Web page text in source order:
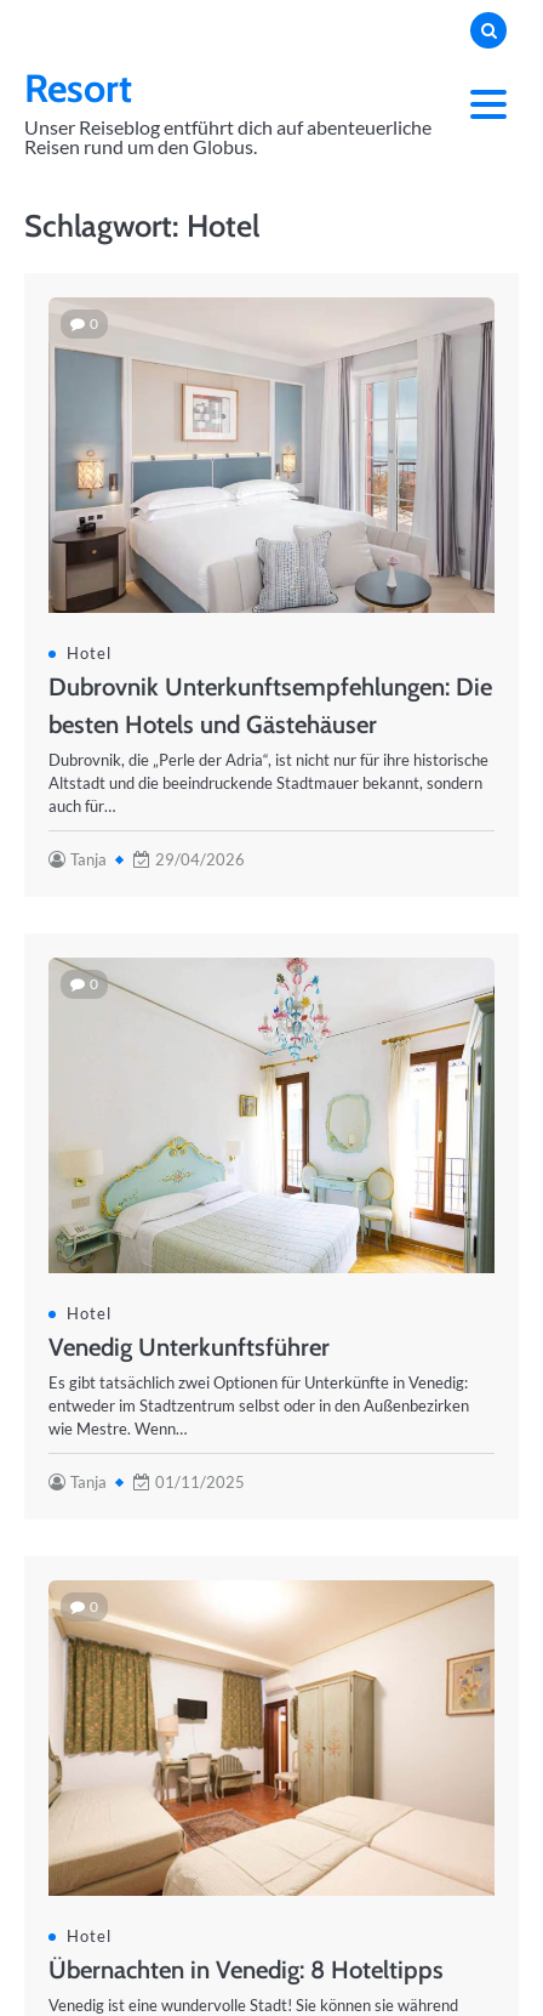
contentResort
Unser Reiseblog entführt dich auf abenteuerliche
Reisen rund um den Globus.
Schlagwort: Hotel
0
Hotel
Dubrovnik Unterkunftsempfehlungen: Die
besten Hotels und Gästehäuser
Dubrovnik, die „Perle der Adria“, ist nicht nur für ihre historische
Altstadt und die beeindruckende Stadtmauer bekannt, sondern
auch für…
Tanja 29/04/2026
0
Hotel
Venedig Unterkunftsführer
Es gibt tatsächlich zwei Optionen für Unterkünfte in Venedig:
entweder im Stadtzentrum selbst oder in den Außenbezirken
wie Mestre. Wenn…
Tanja 01/11/2025
0
Hotel
Übernachten in Venedig: 8 Hoteltipps
Venedig ist eine wundervolle Stadt! Sie können sie während